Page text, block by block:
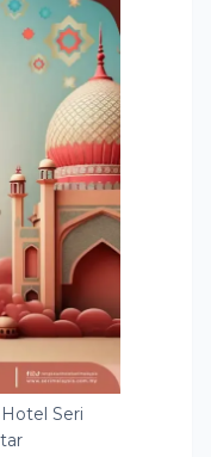
Seri